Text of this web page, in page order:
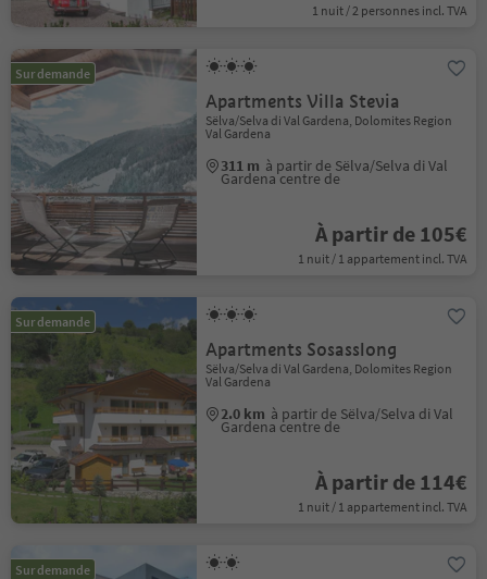
1 nuit / 2 personnes incl. TVA
Sur demande
Apartments Villa Stevia
Sëlva/Selva di Val Gardena, Dolomites Region
Val Gardena
311 m à partir de Sëlva/Selva di Val
Gardena centre de
À partir de 105€
1 nuit / 1 appartement incl. TVA
Sur demande
Apartments Sosasslong
Sëlva/Selva di Val Gardena, Dolomites Region
Val Gardena
2.0 km à partir de Sëlva/Selva di Val
Gardena centre de
À partir de 114€
1 nuit / 1 appartement incl. TVA
Sur demande